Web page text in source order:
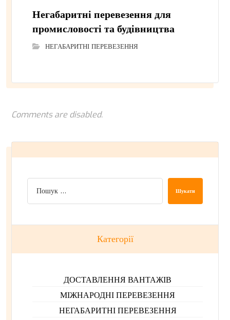
Негабаритні перевезення для
промисловості та будівництва
НЕГАБАРИТНІ ПЕРЕВЕЗЕННЯ
Comments are disabled.
Шукати
Категорії
ДОСТАВЛЕННЯ ВАНТАЖІВ
МІЖНАРОДНІ ПЕРЕВЕЗЕННЯ
НЕГАБАРИТНІ ПЕРЕВЕЗЕННЯ